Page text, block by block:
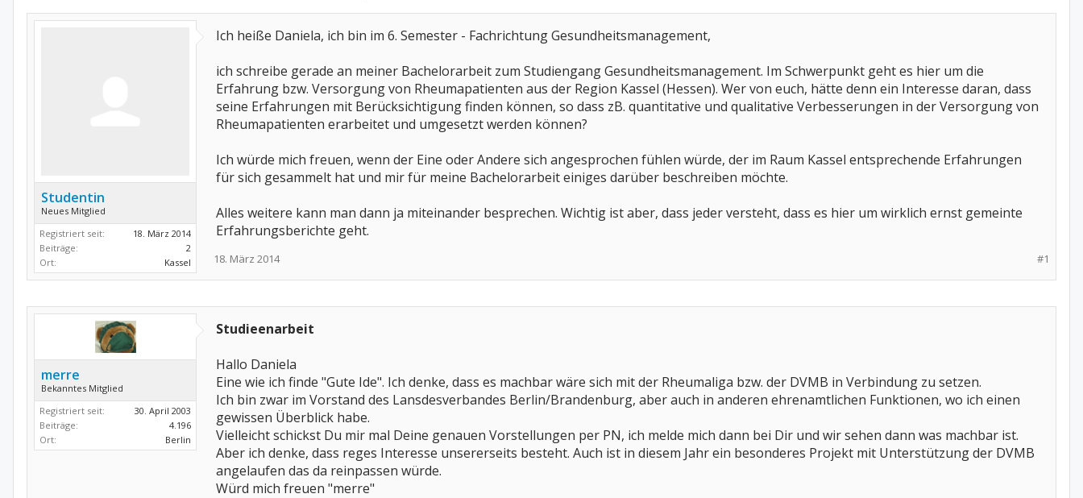
Studentin
Neues Mitglied
Registriert seit:
18. März 2014
Beiträge:
2
Ort:
Kassel
Ich heiße Daniela, ich bin im 6. Semester - Fachrichtung Gesundheitsmanagement,
ich schreibe gerade an meiner Bachelorarbeit zum Studiengang Gesundheitsmanagement. Im Schwerpunkt geht es hier um die
Erfahrung bzw. Versorgung von Rheumapatienten aus der Region Kassel (Hessen). Wer von euch, hätte denn ein Interesse daran, dass
seine Erfahrungen mit Berücksichtigung finden können, so dass zB. quantitative und qualitative Verbesserungen in der Versorgung von
Rheumapatienten erarbeitet und umgesetzt werden können?
Ich würde mich freuen, wenn der Eine oder Andere sich angesprochen fühlen würde, der im Raum Kassel entsprechende Erfahrungen
für sich gesammelt hat und mir für meine Bachelorarbeit einiges darüber beschreiben möchte.
Alles weitere kann man dann ja miteinander besprechen. Wichtig ist aber, dass jeder versteht, dass es hier um wirklich ernst gemeinte
Erfahrungsberichte geht.
#1
18. März 2014
merre
Bekanntes Mitglied
Registriert seit:
30. April 2003
Beiträge:
4.196
Ort:
Berlin
Studieenarbeit
Hallo Daniela
Eine wie ich finde "Gute Ide". Ich denke, dass es machbar wäre sich mit der Rheumaliga bzw. der DVMB in Verbindung zu setzen.
Ich bin zwar im Vorstand des Lansdesverbandes Berlin/Brandenburg, aber auch in anderen ehrenamtlichen Funktionen, wo ich einen
gewissen Überblick habe.
Vielleicht schickst Du mir mal Deine genauen Vorstellungen per PN, ich melde mich dann bei Dir und wir sehen dann was machbar ist.
Aber ich denke, dass reges Interesse unsererseits besteht. Auch ist in diesem Jahr ein besonderes Projekt mit Unterstützung der DVMB
angelaufen das da reinpassen würde.
Würd mich freuen "merre"